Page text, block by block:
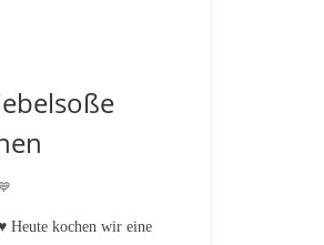
Heute kochen wir eine